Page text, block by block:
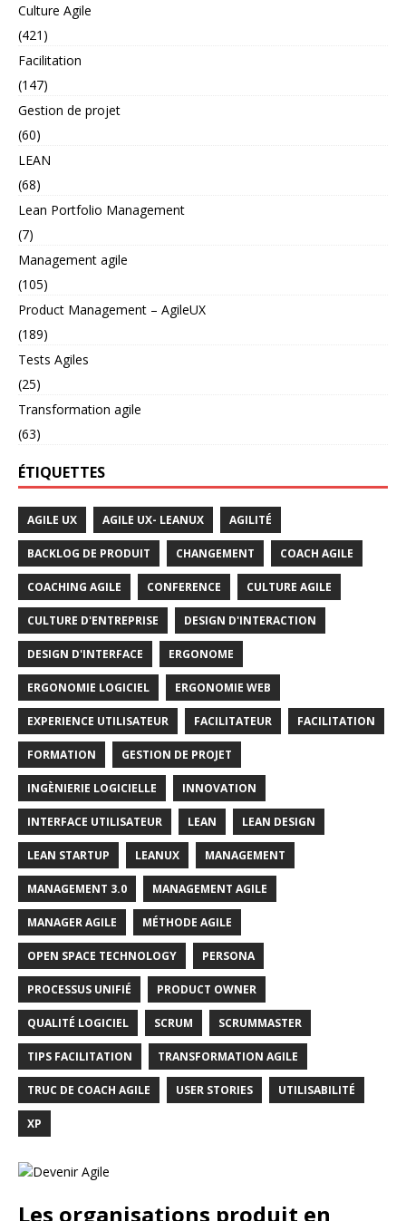
Culture Agile
(421)
Facilitation
(147)
Gestion de projet
(60)
LEAN
(68)
Lean Portfolio Management
(7)
Management agile
(105)
Product Management – AgileUX
(189)
Tests Agiles
(25)
Transformation agile
(63)
ÉTIQUETTES
AGILE UX AGILE UX- LEANUX AGILITÉ
BACKLOG DE PRODUIT CHANGEMENT COACH AGILE
COACHING AGILE CONFERENCE CULTURE AGILE
CULTURE D'ENTREPRISE DESIGN D'INTERACTION
DESIGN D'INTERFACE ERGONOME
ERGONOMIE LOGICIEL ERGONOMIE WEB
EXPERIENCE UTILISATEUR FACILITATEUR FACILITATION
FORMATION GESTION DE PROJET
INGÈNIERIE LOGICIELLE INNOVATION
INTERFACE UTILISATEUR LEAN LEAN DESIGN
LEAN STARTUP LEANUX MANAGEMENT
MANAGEMENT 3.0 MANAGEMENT AGILE
MANAGER AGILE MÉTHODE AGILE
OPEN SPACE TECHNOLOGY PERSONA
PROCESSUS UNIFIÉ PRODUCT OWNER
QUALITÉ LOGICIEL SCRUM SCRUMMASTER
TIPS FACILITATION TRANSFORMATION AGILE
TRUC DE COACH AGILE USER STORIES UTILISABILITÉ
XP
Les organisations produit en